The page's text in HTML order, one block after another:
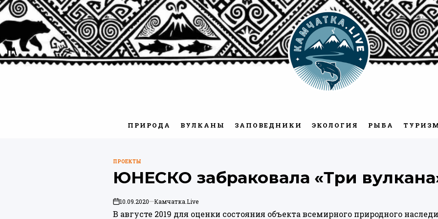
Перейти
содержимому
ПРИРОДА ВУЛКАНЫ ЗАПОВЕДНИКИ ЭКОЛОГИЯ РЫБА
ОПУБЛИКОВАНО
В
ПРОЕКТЫ
ЮНЕСКО забраковала «Три
on10.09.2020 Камчатка.Live
В августе 2019 для оценки состояния объекта всемирного природного